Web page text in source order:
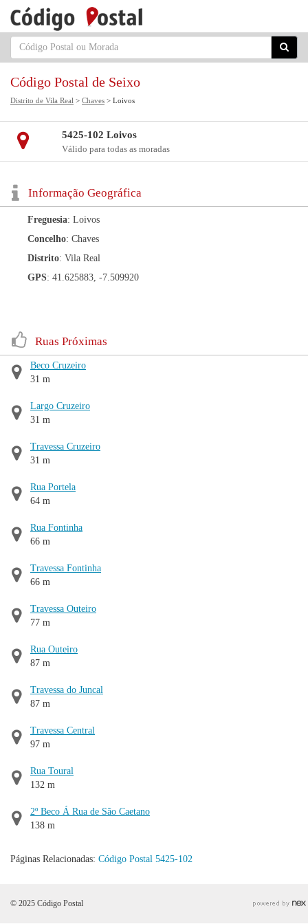
Código Postal de Seixo
Distrito de Vila Real > Chaves > Loivos
5425-102 Loivos
Válido para todas as moradas
Informação Geográfica
Freguesia: Loivos
Concelho: Chaves
Distrito: Vila Real
GPS: 41.625883, -7.509920
Ruas Próximas
Beco Cruzeiro
31 m
Largo Cruzeiro
31 m
Travessa Cruzeiro
31 m
Rua Portela
64 m
Rua Fontinha
66 m
Travessa Fontinha
66 m
Travessa Outeiro
77 m
Rua Outeiro
87 m
Travessa do Juncal
87 m
Travessa Central
97 m
Rua Toural
132 m
2º Beco Á Rua de São Caetano
138 m
Páginas Relacionadas: Código Postal 5425-102
© 2025 Código Postal